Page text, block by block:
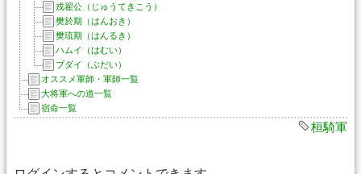
戎翟公（じゅうてきこう）
樊於期（はんおき）
樊琉期（はんるき）
ハムイ（はむい）
ブダイ（ぶだい）
オススメ軍師・軍師一覧
大将軍への道一覧
宿命一覧
桓騎軍